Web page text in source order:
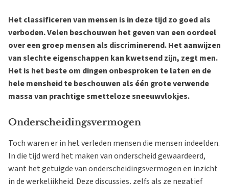
Het classificeren van mensen is in deze tijd zo goed als
verboden. Velen beschouwen het geven van een oordeel
over een groep mensen als discriminerend. Het aanwijzen
van slechte eigenschappen kan kwetsend zijn, zegt men.
Het is het beste om dingen onbesproken te laten en de
hele mensheid te beschouwen als één grote verwende
massa van prachtige smetteloze sneeuwvlokjes.
Onderscheidingsvermogen
Toch waren er in het verleden mensen die mensen indeelden.
In die tijd werd het maken van onderscheid gewaardeerd,
want het getuigde van onderscheidingsvermogen en inzicht
in de werkelijkheid. Deze discussies, zelfs als ze negatief